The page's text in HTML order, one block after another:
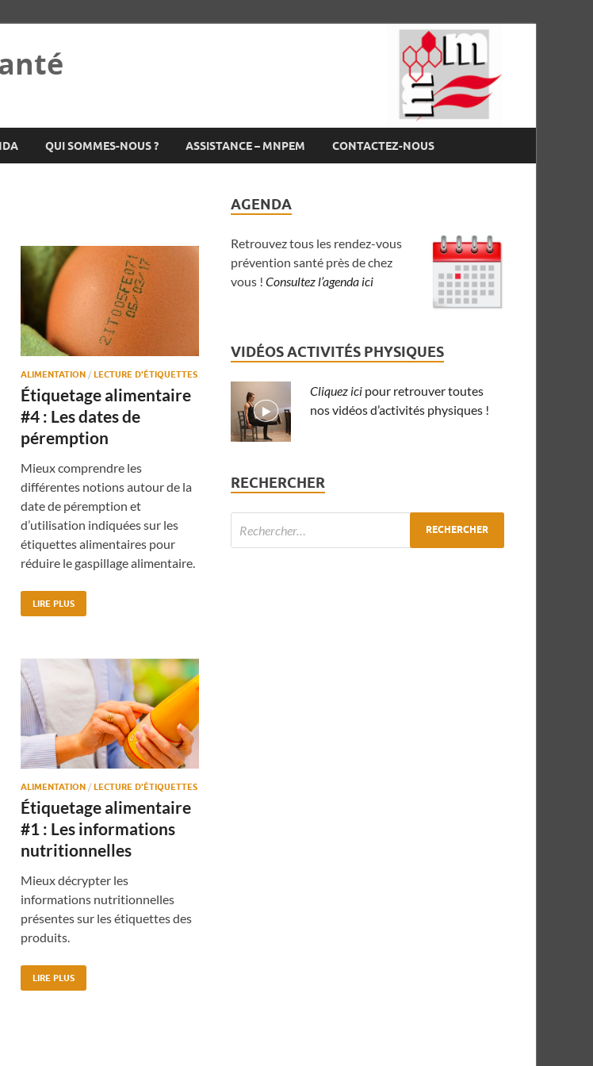
QUI SOMMES-NOUS ? ASSISTANCE – MNPEM CONTACTEZ-NOUS
ALIMENTATION / LECTURE D'ÉTIQUETTES
Étiquetage alimentaire
#4 : Les dates de
péremption
Mieux comprendre les
différentes notions autour de la
date de péremption et
d’utilisation indiquées sur les
étiquettes alimentaires pour
réduire le gaspillage alimentaire.
LIRE PLUS
ALIMENTATION / LECTURE D'ÉTIQUETTES
Étiquetage alimentaire
#1 : Les informations
nutritionnelles
Mieux décrypter les
informations nutritionnelles
présentes sur les étiquettes des
produits.
LIRE PLUS
AGENDA
Retrouvez tous les rendez-vous
prévention santé près de chez
vous !Consultez l’agenda ici
VIDÉOS ACTIVITÉS PHYSIQUES
Cliquez ici pour retrouver toutes
nos vidéos d’activités physiques !
RECHERCHER